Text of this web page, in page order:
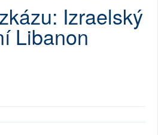
Izraelský
Libanon